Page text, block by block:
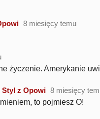
8 miesięcy temu
życzenie. Amerykanie
Styl z Opowi 8 miesięcy
to pojmiesz O!